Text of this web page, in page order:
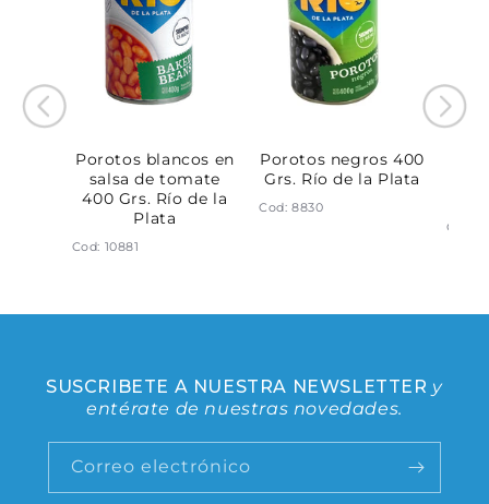
Porotos blancos en
salsa de tomate
400 Grs. Río de la
Plata
Cod: 10881
Porotos negros 400
Grs. Río de la Plata
Cod: 8830
Cod:
SUSCRIBETE A NUESTRA NEWSLETTER y
entérate de nuestras novedades.
Correo electrónico